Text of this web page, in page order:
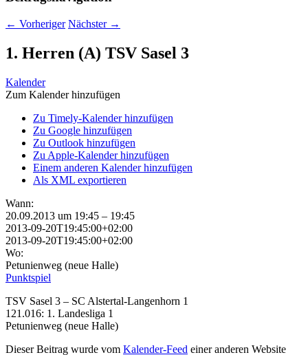
← Vorheriger Nächster →
1. Herren (A) TSV Sasel 3
Kalender
Zum Kalender hinzufügen
Zu Timely-Kalender hinzufügen
Zu Google hinzufügen
Zu Outlook hinzufügen
Zu Apple-Kalender hinzufügen
Einem anderen Kalender hinzufügen
Als XML exportieren
Wann:
20.09.2013 um 19:45 – 19:45
2013-09-20T19:45:00+02:00
2013-09-20T19:45:00+02:00
Wo:
Petunienweg (neue Halle)
Punktspiel
TSV Sasel 3 – SC Alstertal-Langenhorn 1
121.016: 1. Landesliga 1
Petunienweg (neue Halle)
Dieser Beitrag wurde vom Kalender-Feed einer anderen Website